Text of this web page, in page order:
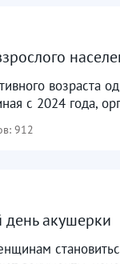
возраста
с 2024 года,
912
акушерки